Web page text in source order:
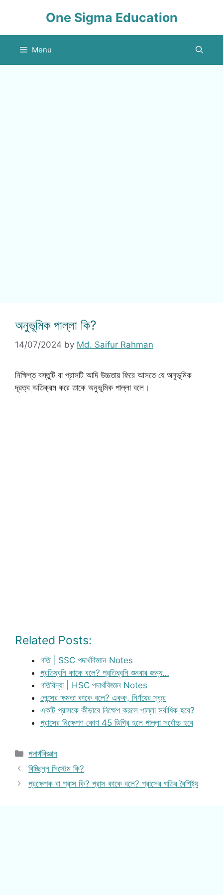
One Sigma Education
Menu
অনুভূমিক পাল্লা কি?
14/07/2024 by Md. Saifur Rahman
নিক্ষিপ্ত বস্তুটি বা প্রাসটি আদি উচ্চতায় ফিরে আসতে যে অনুভূমিক
দূরত্ব অতিক্রম করে তাকে অনুভূমিক পাল্লা বলে।
Related Posts:
গতি | SSC পদার্থবিজ্ঞান Notes
প্রতিধ্বনি কাকে বলে? প্রতিধ্বনি শুনবার জন্য…
গতিবিদ্যা | HSC পদার্থবিজ্ঞান Notes
লেন্সের ক্ষমতা কাকে বলে? একক, নির্ণয়ের সূত্র
একটি প্রাসকে কীভাবে নিক্ষেপ করলে পাল্লা সর্বাধিক হবে?
প্রাসের নিক্ষেপণ কোণ 45 ডিগ্রি হলে পাল্লা সর্বোচ্চ হবে
Categories
পদার্থবিজ্ঞান
বিচ্ছিন্ন সিস্টেম কি?
প্রক্ষেপক বা প্রাস কি? প্রাস কাকে বলে? প্রাসের গতির বৈশিষ্ট্য